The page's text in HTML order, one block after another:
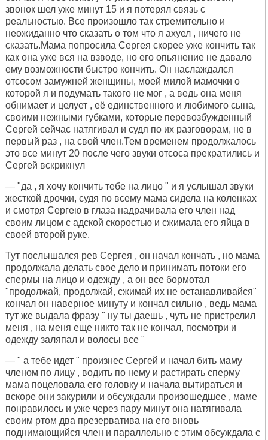
звонок шел уже минут 15 и я потерял связь с
реальностью. Все произошло так стремительно и
неожиданно что сказать о том что я ахуел , ничего не
сказать.Мама попросила Сергея скорее уже кончить так
как она уже вся на взводе, но его опьянение не давало
ему возможности быстро кончить. Он наслаждался
отсосом замужней женщины, моей милой мамочки о
которой я и подумать такого не мог , а ведь она меня
обнимает и целует , её единственного и любимого сына,
своими нежными губками, которые перевозбужденный
Сергей сейчас натягивал и судя по их разговорам, не в
первый раз , на свой член.Тем временем продолжалось
это все минут 20 после чего звуки отсоса прекратились и
Сергей вскрикнул
— "да , я хочу кончить тебе на лицо " и я услышал звуки
жесткой дрочки, судя по всему мама сидела на коленках
и смотря Сергею в глаза надрачивала его член над
своим лицом с адской скоростью и сжимала его яйца в
своей второй руке.
Тут послышался рев Сергея , он начал кончать , но мама
продолжала делать свое дело и принимать потоки его
спермы на лицо и одежду , а он все бормотал
"продолжай, продолжай, сжимай их не останавливайся"
кончал он наверное минуту и кончал сильно , ведь мама
тут же выдала фразу " ну ты даешь , чуть не пристрелил
меня , на меня еще никто так не кончал, посмотри и
одежду заляпал и волосы все "
— " а тебе идет " произнес Сергей и начал бить маму
членом по лицу , водить по нему и растирать сперму
мама поцеловала его головку и начала вытираться и
вскоре они закурили и обсуждали произошедшее , маме
понравилось и уже через пару минут она натягивала
своим ртом два презерватива на его вновь
поднимающийся член и параллельно с этим обсуждала с